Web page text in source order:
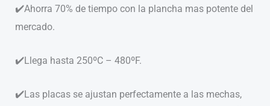
✔️Ahorra 70% de tiempo con la plancha mas potente del
mercado.
✔️Llega hasta 250ºC – 480ºF.
✔️Las placas se ajustan perfectamente a las mechas,